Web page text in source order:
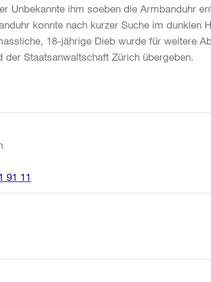
Unbekannte ihm soeben die Armbanduhr
konnte nach kurzer Suche im dunklen
18-jährige Dieb wurde für weitere
der Staatsanwaltschaft Zürich übergeben.
91 11